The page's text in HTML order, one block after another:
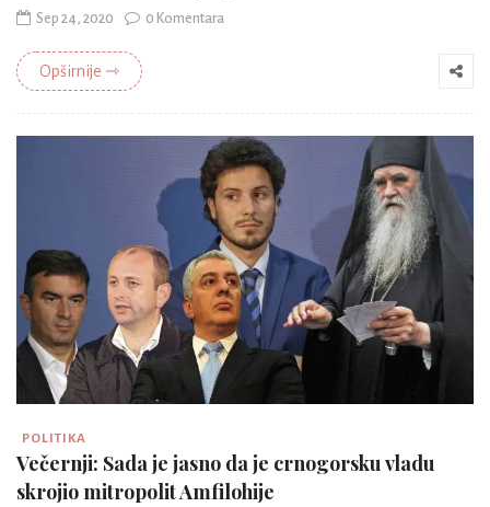
Sep 24, 2020 0 Komentara
Opširnije ⇾
POLITIKA
Večernji: Sada je jasno da je crnogorsku vladu
skrojio mitropolit Amfilohije